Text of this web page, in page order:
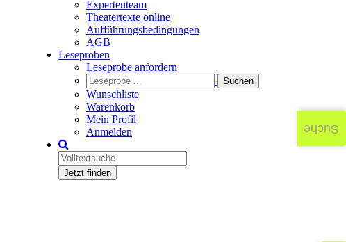
Expertenteam
Theatertexte online
Aufführungsbedingungen
AGB
Leseproben
Leseprobe anfordern
Wunschliste
Warenkorb
Mein Profil
Anmelden
Jetzt finden
Suche